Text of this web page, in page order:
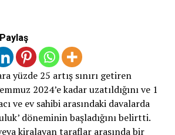
yüzde 25 artış sınırı getiren
2024’e kadar uzatıldığını ve 1
ve ev sahibi arasındaki davalarda
döneminin başladığını belirtti.
kiralayan taraflar arasında bir